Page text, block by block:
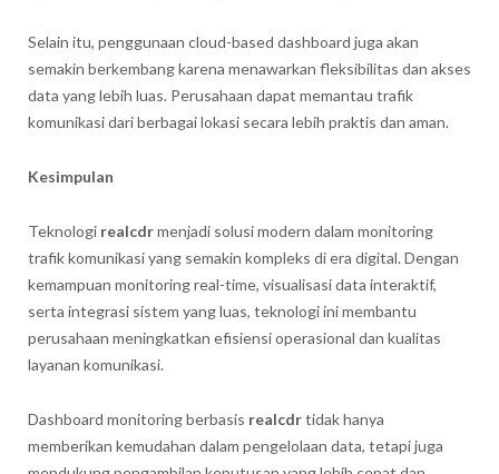
Selain itu, penggunaan cloud-based dashboard juga akan
semakin berkembang karena menawarkan fleksibilitas dan akses
data yang lebih luas. Perusahaan dapat memantau trafik
komunikasi dari berbagai lokasi secara lebih praktis dan aman.
Kesimpulan
Teknologi realcdrmenjadi solusi modern dalam monitoring
trafik komunikasi yang semakin kompleks di era digital. Dengan
kemampuan monitoring real-time, visualisasi data interaktif,
serta integrasi sistem yang luas, teknologi ini membantu
perusahaan meningkatkan efisiensi operasional dan kualitas
layanan komunikasi.
Dashboard monitoring berbasis realcdrtidak hanya
memberikan kemudahan dalam pengelolaan data, tetapi juga